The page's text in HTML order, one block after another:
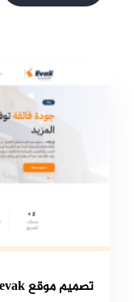
تصميم موقع evak